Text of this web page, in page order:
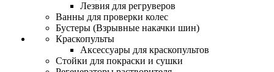
Лезвия для регруверов
Ванны для проверки колес
Бустеры (Взрывные накачки шин)
Краскопульты
Аксессуары для краскопультов
Стойки для покраски и сушки